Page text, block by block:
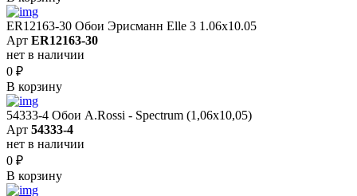
ER12163-30 Обои Эрисманн Elle 3 1.06x10.05
Арт ER12163-30
нет в наличии
0 ₽
В корзину
54333-4 Обои A.Rossi - Spectrum (1,06x10,05)
Арт 54333-4
нет в наличии
0 ₽
В корзину